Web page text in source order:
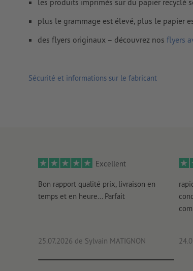
Lescommentairessont supprimés et ne
Le contenu deschamps de formulairesera
plus le grammage est élevé, plus le papier
des flyers originaux – découvrez nos flyers
Sécurité et informations sur le fabricant
Excellent
Bon rapport qualité prix, livraison en
temps et en heure... Parfait
25.07.2026 de Sylvain MATIGNON